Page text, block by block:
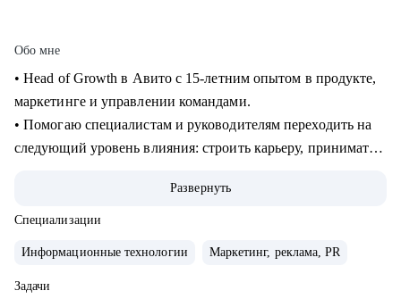
Обо мне
• Head of Growth в Авито с 15-летним опытом в продукте,
маркетинге и управлении командами.
• Помогаю специалистам и руководителям переходить на
следующий уровень влияния: строить карьеру, принимать
• За плечами — Авито, МегаФон, Сбер, Открытие, десятки
и публичные выступления о лидерстве и управлении.
• Ментор Авито и Women in Tech Russia.
Развернуть
Специализации
Информационные технологии Маркетинг, реклама, PR
Задачи